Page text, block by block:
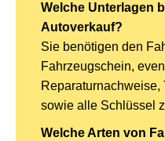
Welche Unterlagen
Autoverkauf?
Sie benötigen den
Fahrzeugschein,
Reparaturnachweise,
sowie alle Schlüssel
Welche Arten von